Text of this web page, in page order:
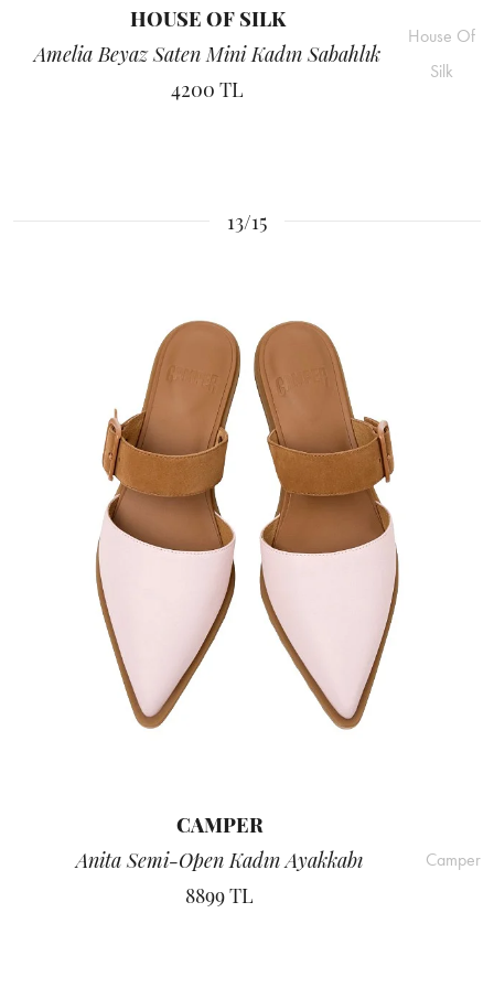
HOUSE OF SILK
Amelia Beyaz Saten Mini Kadın Sabahlık
4200 TL
House Of
Silk
13/15
CAMPER
Anita Semi-Open Kadın Ayakkabı
8899 TL
Camper